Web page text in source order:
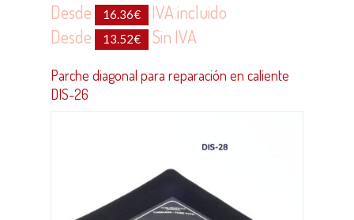
Desde 16.36€
IVA incluido
Desde
13.52€ Sin IVA
Parche diagonal para reparación en caliente
DIS-26